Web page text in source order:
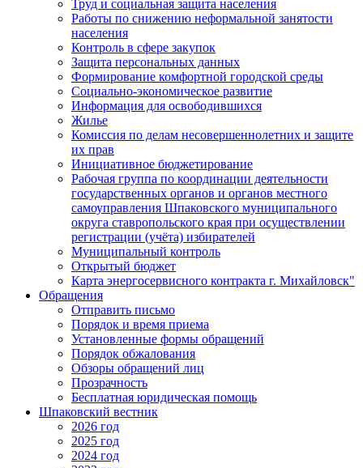
Труд и социальная защита населения
Работы по снижению неформальной занятости
населения
Контроль в сфере закупок
Защита персональных данных
Формирование комфортной городской среды
Социально-экономическое развитие
Информация для освободившихся
Жилье
Комиссия по делам несовершеннолетних и защите
их прав
Инициативное бюджетирование
Рабочая группа по координации деятельности
государственных органов и органов местного
самоуправления Шпаковского муниципального
округа ставропольского края при осуществлении
регистрации (учёта) избирателей
Муниципальный контроль
Открытый бюджет
Карта энергосервисного контракта г. Михайловск"
Обращения
Отправить письмо
Порядок и время приема
Установленные формы обращений
Порядок обжалования
Обзоры обращений лиц
Прозрачность
Бесплатная юридическая помощь
Шпаковский вестник
2026 год
2025 год
2024 год